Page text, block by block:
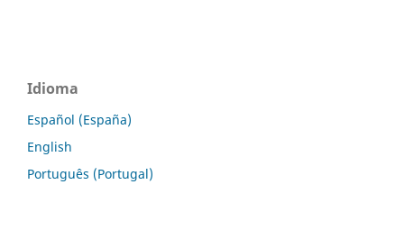
Idioma
Español (España)
English
Português (Portugal)